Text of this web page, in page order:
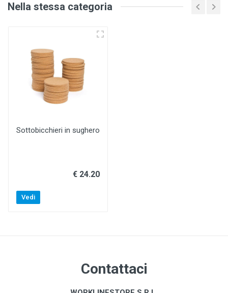
Nella stessa categoria
Sottobicchieri in sughero
€ 24.20
Vedi
Contattaci